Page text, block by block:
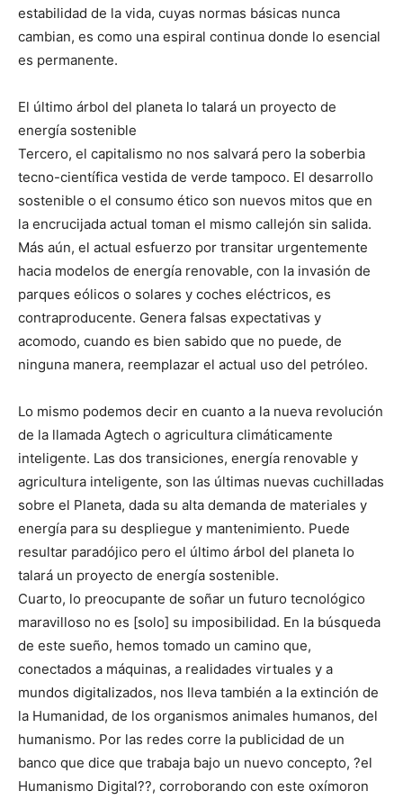
estabilidad de la vida, cuyas normas básicas nunca
cambian, es como una espiral continua donde lo esencial
es permanente.
El último árbol del planeta lo talará un proyecto de
energía sostenible
Tercero, el capitalismo no nos salvará pero la soberbia
tecno-científica vestida de verde tampoco. El desarrollo
sostenible o el consumo ético son nuevos mitos que en
la encrucijada actual toman el mismo callejón sin salida.
Más aún, el actual esfuerzo por transitar urgentemente
hacia modelos de energía renovable, con la invasión de
parques eólicos o solares y coches eléctricos, es
contraproducente. Genera falsas expectativas y
acomodo, cuando es bien sabido que no puede, de
ninguna manera, reemplazar el actual uso del petróleo.
Lo mismo podemos decir en cuanto a la nueva revolución
de la llamada Agtech o agricultura climáticamente
inteligente. Las dos transiciones, energía renovable y
agricultura inteligente, son las últimas nuevas cuchilladas
sobre el Planeta, dada su alta demanda de materiales y
energía para su despliegue y mantenimiento. Puede
resultar paradójico pero el último árbol del planeta lo
talará un proyecto de energía sostenible.
Cuarto, lo preocupante de soñar un futuro tecnológico
maravilloso no es [solo] su imposibilidad. En la búsqueda
de este sueño, hemos tomado un camino que,
conectados a máquinas, a realidades virtuales y a
mundos digitalizados, nos lleva también a la extinción de
la Humanidad, de los organismos animales humanos, del
humanismo. Por las redes corre la publicidad de un
banco que dice que trabaja bajo un nuevo concepto, ?el
Humanismo Digital??, corroborando con este oxímoron